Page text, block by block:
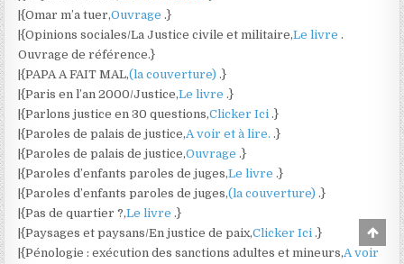
|{Omar m’a tuer,Ouvrage.}
|{Opinions sociales/La Justice civile et militaire,Le livre.
Ouvrage de référence.}
|{PAPA A FAIT MAL,(la couverture).}
|{Paris en l’an 2000/Justice,Le livre.}
|{Parlons justice en 30 questions,Clicker Ici.}
|{Paroles de palais de justice,A voir et à lire..}
|{Paroles de palais de justice,Ouvrage.}
|{Paroles d’enfants paroles de juges,Le livre.}
|{Paroles d’enfants paroles de juges,(la couverture).}
|{Pas de quartier ?,Le livre.}
|{Paysages et paysans/En justice de paix,Clicker Ici.}
|{Pénologie : exécution des sanctions adultes et mineurs,A voir
to
Top